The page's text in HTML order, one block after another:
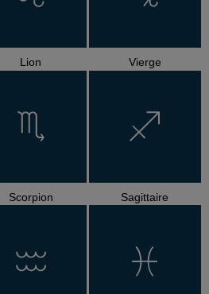
Lion Vierge
Scorpion Sagittaire